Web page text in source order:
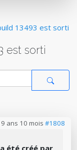
13493 est sorti
est sorti
ans 10 mois #1808
été créé par